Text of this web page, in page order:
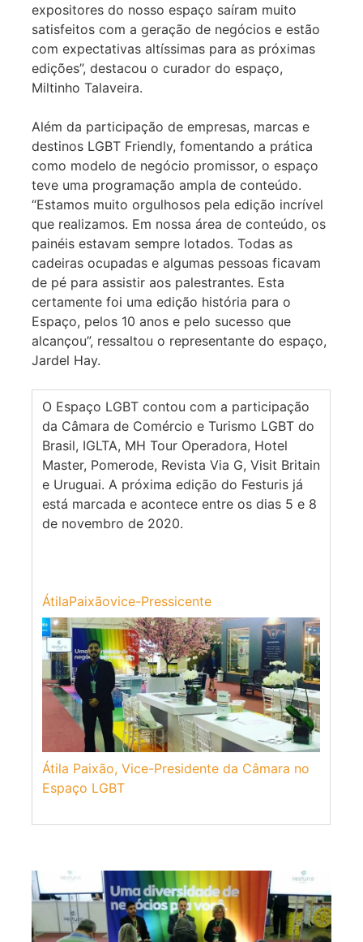
expositores do nosso espaço saíram muito
satisfeitos com a geração de negócios e estão
com expectativas altíssimas para as próximas
edições”, destacou o curador do espaço,
Miltinho Talaveira.
Além da participação de empresas, marcas e
destinos LGBT Friendly, fomentando a prática
como modelo de negócio promissor, o espaço
teve uma programação ampla de conteúdo.
“Estamos muito orgulhosos pela edição incrível
que realizamos. Em nossa área de conteúdo, os
painéis estavam sempre lotados. Todas as
cadeiras ocupadas e algumas pessoas ficavam
de pé para assistir aos palestrantes. Esta
certamente foi uma edição história para o
Espaço, pelos 10 anos e pelo sucesso que
alcançou”, ressaltou o representante do espaço,
Jardel Hay.
O Espaço LGBT contou com a participação
da Câmara de Comércio e Turismo LGBT do
Brasil, IGLTA, MH Tour Operadora, Hotel
Master, Pomerode, Revista Via G, Visit Britain
e Uruguai. A próxima edição do Festuris já
está marcada e acontece entre os dias 5 e 8
de novembro de 2020.
ÁtilaPaixãovice-Pressicente
Átila Paixão, Vice-Presidente da Câmara no
Espaço LGBT